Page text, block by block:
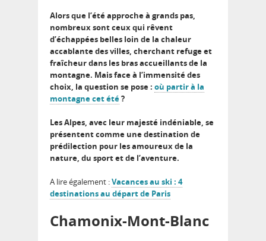
Alors que l’été approche à grands pas,
nombreux sont ceux qui rêvent
d’échappées belles loin de la chaleur
accablante des villes, cherchant refuge et
fraîcheur dans les bras accueillants de la
montagne. Mais face à l’immensité des
choix, la question se pose : où partir à la
montagne cet été?
Les Alpes, avec leur majesté indéniable, se
présentent comme une destination de
prédilection pour les amoureux de la
nature, du sport et de l’aventure.
A lire également :Vacances au ski : 4
destinations au départ de Paris
Chamonix-Mont-Blanc